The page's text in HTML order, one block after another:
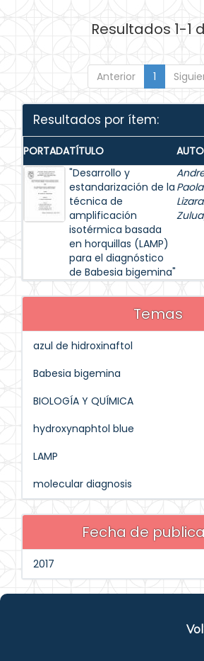
Resultados 1-1
Anterior 1
Resultados por ítem:
PORTADATÍTULO
"Desarrollo y
estandarización de la
técnica de
amplificación
isotérmica basada
en horquillas (LAMP)
para el diagnóstico
de Babesia bigemina"
Paola
Temas
azul de hidroxinaftol
Babesia bigemina
BIOLOGÍA Y QUÍMICA
hydroxynaphtol blue
LAMP
molecular diagnosis
Fecha de
2017